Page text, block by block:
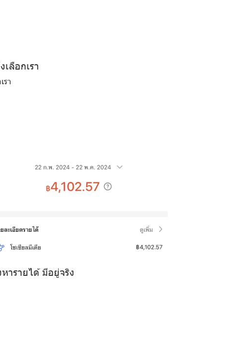
ลือกเรา
รา
หารายได้ มีอยู่จริง